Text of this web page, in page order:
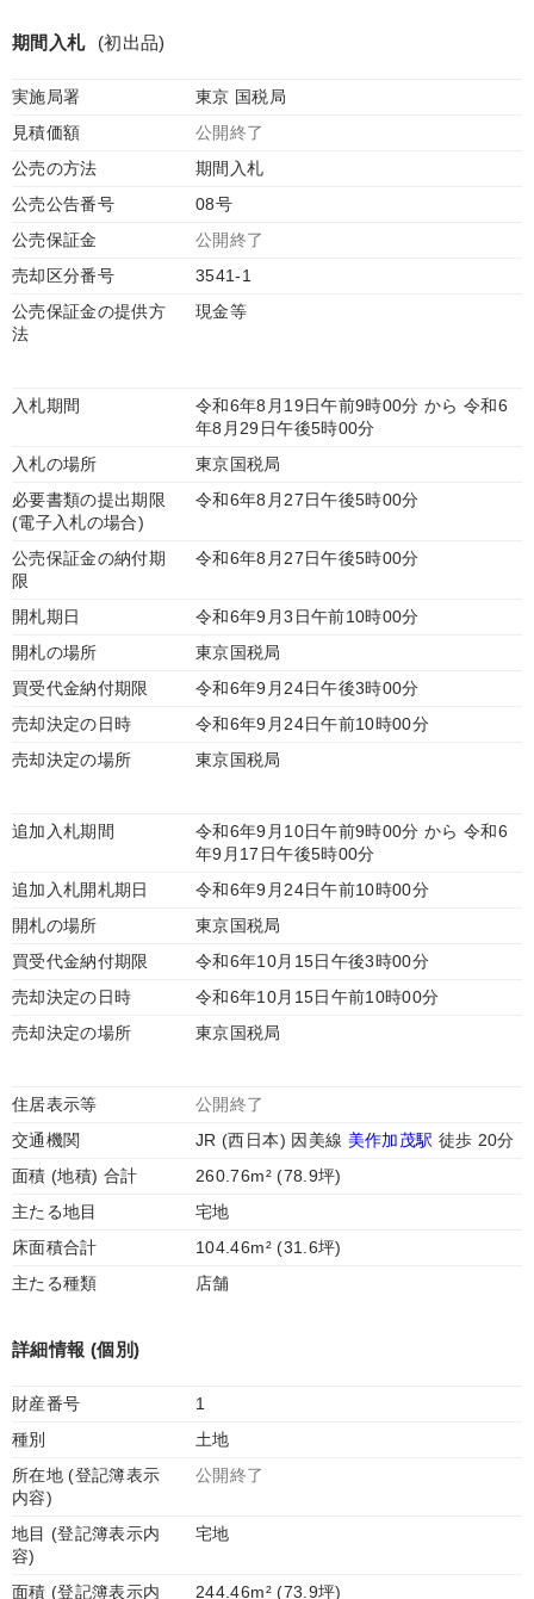
期間入札 (初出品)
実施局署
東京 国税局
見積価額
公開終了
公売の方法
期間入札
公売公告番号
08号
公売保証金
公開終了
売却区分番号
3541-1
公売保証金の提供方
法
現金等
入札期間
令和6年8月19日午前9時00分 から 令和6
年8月29日午後5時00分
入札の場所
東京国税局
必要書類の提出期限
(電子入札の場合)
令和6年8月27日午後5時00分
公売保証金の納付期
限
令和6年8月27日午後5時00分
開札期日
令和6年9月3日午前10時00分
開札の場所
東京国税局
買受代金納付期限
令和6年9月24日午後3時00分
売却決定の日時
令和6年9月24日午前10時00分
売却決定の場所
東京国税局
追加入札期間
令和6年9月10日午前9時00分 から 令和6
年9月17日午後5時00分
追加入札開札期日
令和6年9月24日午前10時00分
開札の場所
東京国税局
買受代金納付期限
令和6年10月15日午後3時00分
売却決定の日時
令和6年10月15日午前10時00分
売却決定の場所
東京国税局
住居表示等
公開終了
交通機関
JR (西日本) 因美線 美作加茂駅 徒歩 20分
面積 (地積) 合計
260.76m² (78.9坪)
主たる地目
宅地
床面積合計
104.46m² (31.6坪)
主たる種類
店舗
詳細情報 (個別)
財産番号
1
種別
土地
所在地 (登記簿表示
内容)
公開終了
地目 (登記簿表示内
容)
宅地
面積 (登記簿表示内 244.46m² (73.9坪)